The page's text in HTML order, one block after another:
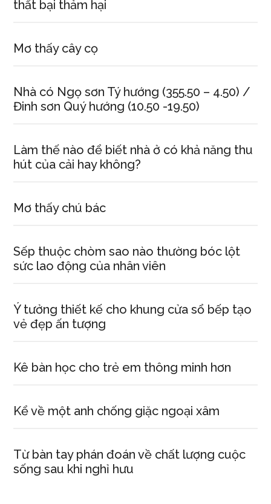
thất bại thảm hại
Mơ thấy cây cọ
Nhà có Ngọ sơn Tý hướng (355.50 – 4.50) /
Đinh sơn Quý hướng (10.50 -19.50)
Làm thế nào để biết nhà ở có khả năng thu
hút của cải hay không?
Mơ thấy chú bác
Sếp thuộc chòm sao nào thường bóc lột
sức lao động của nhân viên
Ý tưởng thiết kế cho khung cửa sổ bếp tạo
vẻ đẹp ấn tượng
Kê bàn học cho trẻ em thông minh hơn
Kể về một anh chống giặc ngoại xâm
Từ bàn tay phán đoán về chất lượng cuộc
sống sau khi nghỉ hưu